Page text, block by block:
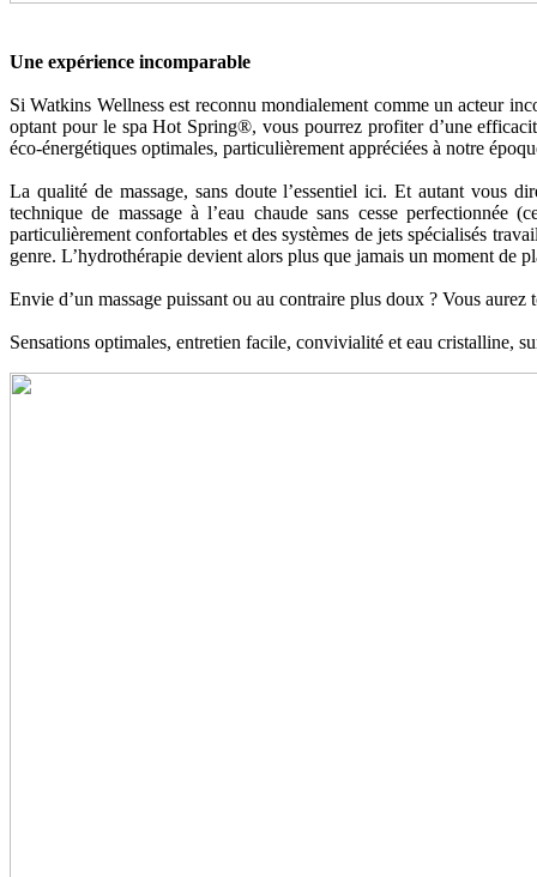
Une expérience incomparable
Si Watkins Wellness est reconnu mondialement comme un acteur
optant pour le spa Hot Spring®, vous pourrez profiter d’une
éco-énergétiques optimales, particulièrement appréciées à notre
La qualité de massage, sans doute l’essentiel ici. Et autant vous
technique de massage à l’eau chaude sans cesse
particulièrement confortables et des systèmes de jets spécialisés
genre. L’hydrothérapie devient alors plus que jamais un moment de
Envie d’un massage puissant ou au contraire plus doux ? Vous
Sensations optimales, entretien facile, convivialité et eau cristalline,